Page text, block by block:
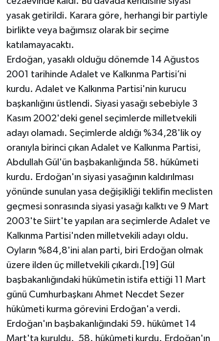
yasak getirildi. Karara göre, herhangi bir partiyle
birlikte veya bağımsız olarak bir seçime
katılamayacaktı.
Erdoğan, yasaklı olduğu dönemde 14 Ağustos
2001 tarihinde Adalet ve Kalkınma Partisi’ni
kurdu. Adalet ve Kalkınma Partisi'nin kurucu
başkanlığını üstlendi. Siyasi yasağı sebebiyle 3
Kasım 2002'deki genel seçimlerde milletvekili
adayı olamadı. Seçimlerde aldığı %34,28'lik oy
oranıyla birinci çıkan Adalet ve Kalkınma Partisi,
Abdullah Gül'ün başbakanlığında 58. hükûmeti
kurdu. Erdoğan'ın siyasi yasağının kaldırılması
yönünde sunulan yasa değişikliği teklifin meclisten
geçmesi sonrasında siyasi yasağı kalktı ve 9 Mart
2003'te Siirt'te yapılan ara seçimlerde Adalet ve
Kalkınma Partisi'nden milletvekili adayı oldu.
Oyların %84,8'ini alan parti, biri Erdoğan olmak
üzere ilden üç milletvekili çıkardı.[19] Gül
başbakanlığındaki hükûmetin istifa ettiği 11 Mart
günü Cumhurbaşkanı Ahmet Necdet Sezer
hükûmeti kurma görevini Erdoğan'a verdi.
Erdoğan'ın başbakanlığındaki 59. hükûmet 14
Mart'ta kuruldu. 58. hükûmeti kurdu. Erdoğan'ın